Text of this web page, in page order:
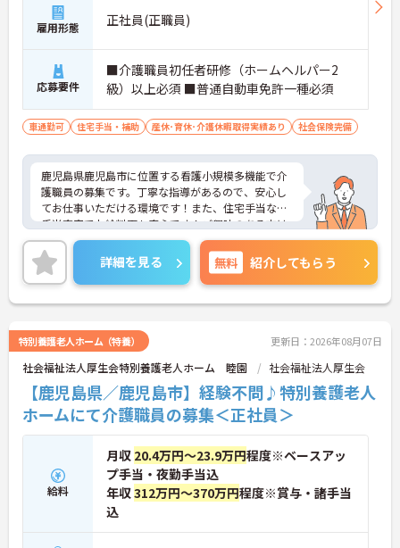
雇用形態 正社員(正職員)
応募要件
■介護職員初任者研修（ホームヘルパー2
級）以上必須 ■普通自動車免許一種必須
車通勤可 住宅手当・補助 産休･育休･介護休暇取得実績あり 社会保険完備
鹿児島県鹿児島市に位置する看護小規模多機能で介
護職員の募集です。丁寧な指導があるので、安心し
てお仕事いただける環境です！また、住宅手当など
手当充実でお給料面も安心です！ご興味のある方は
ご面接のポイントお伝えしますのでご気軽にお問い
合わせください。詳細を見る 無料 紹介してもらう
特別養護老人ホーム（特養） 更新日：2026年08月07日
社会福祉法人厚生会特別養護老人ホーム 睦園 社会福祉法人厚生会
【鹿児島県／鹿児島市】経験不問♪特別養護老人
ホームにて介護職員の募集＜正社員＞
給料
月収 20.4万円～23.9万円程度※ベースアッ
プ手当・夜勤手当込
年収312万円～370万円程度※賞与・諸手当
込